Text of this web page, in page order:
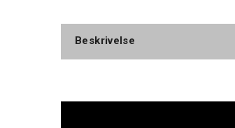
Beskrivelse